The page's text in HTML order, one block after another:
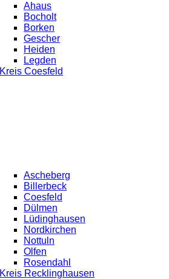
Ahaus
Bocholt
Borken
Gescher
Heiden
Legden
Kreis Coesfeld
Ascheberg
Billerbeck
Coesfeld
Dülmen
Lüdinghausen
Nordkirchen
Nottuln
Olfen
Rosendahl
Kreis Recklinghausen